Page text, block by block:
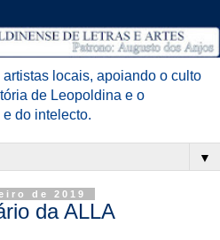
locais, apoiando o culto
de Leopoldina e o
do intelecto.
▼
de 2019
da ALLA